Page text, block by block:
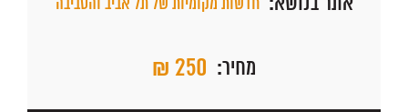
חדשות מקומיות של תל אביב והסביבה
מחיר: ₪ 250